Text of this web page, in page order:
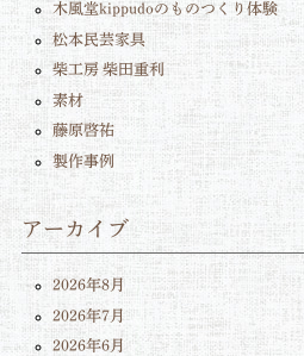
木風堂kippudoのものつくり体験
松本民芸家具
柴工房 柴田重利
素材
藤原啓祐
製作事例
アーカイブ
2026年8月
2026年7月
2026年6月